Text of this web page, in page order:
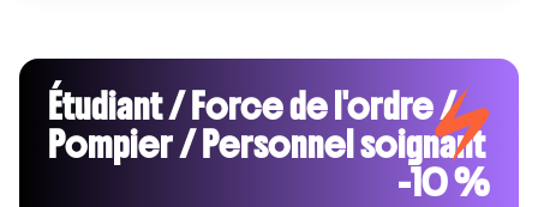
Étudiant / Force de l'ordre /
Pompier / Personnel soignant
-10 %